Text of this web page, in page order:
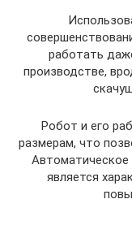
работать
производстве,
Робот и его
размерам, что
Автоматическое
является